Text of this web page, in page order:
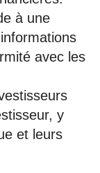
à une
avec les
y
et leurs